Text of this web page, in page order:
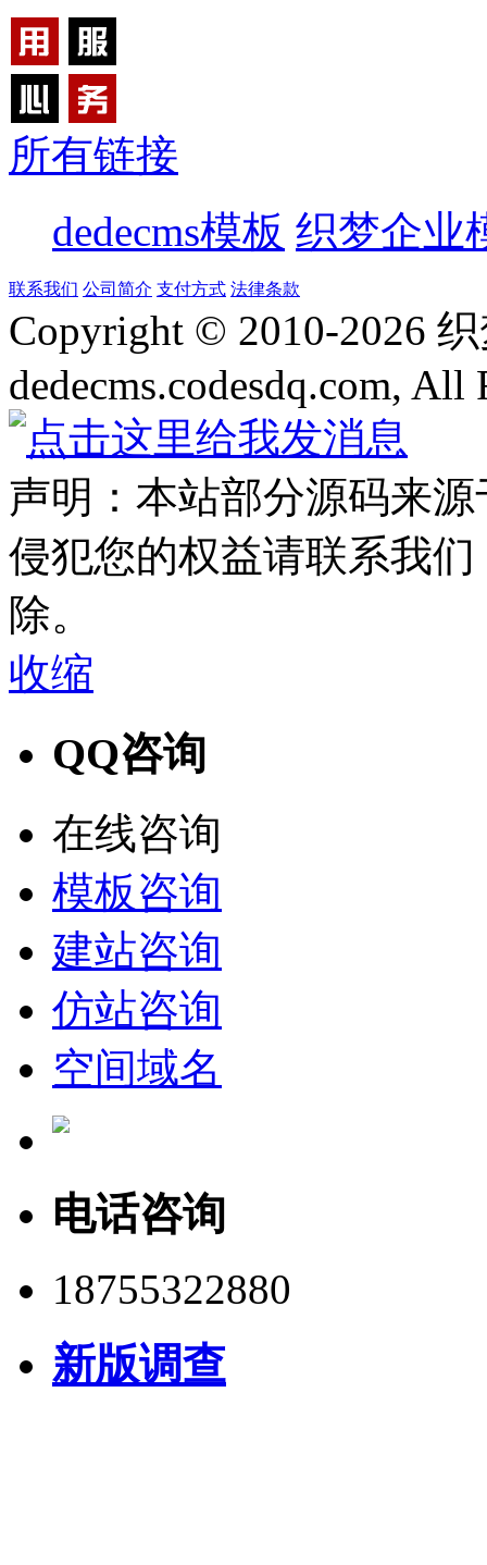
所有链接
dedecms模板 织梦企业
联系我们 公司简介 支付方式 法律条款
Copyright © 2010-2026
dedecms.codesdq.com, All
声明：本站部分源码来
侵犯您的权益请联系我
除。
收缩
QQ咨询
在线咨询
模板咨询
建站咨询
仿站咨询
空间域名
电话咨询
18755322880
新版调查